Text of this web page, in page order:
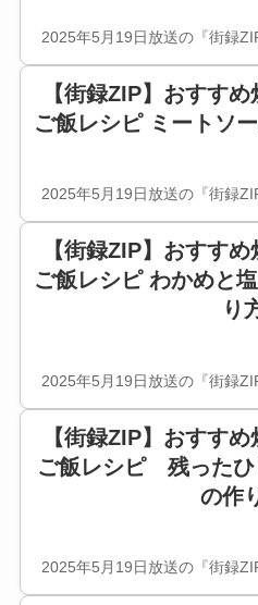
2025年5月19日放送の『街録
【街録ZIP】おすす
ご飯レシピ ミートソ
2025年5月19日放送の『街録
【街録ZIP】おすす
ご飯レシピ わかめと
り
2025年5月19日放送の『街録
【街録ZIP】おすす
ご飯レシピ 残ったひ
の作
2025年5月19日放送の『街録